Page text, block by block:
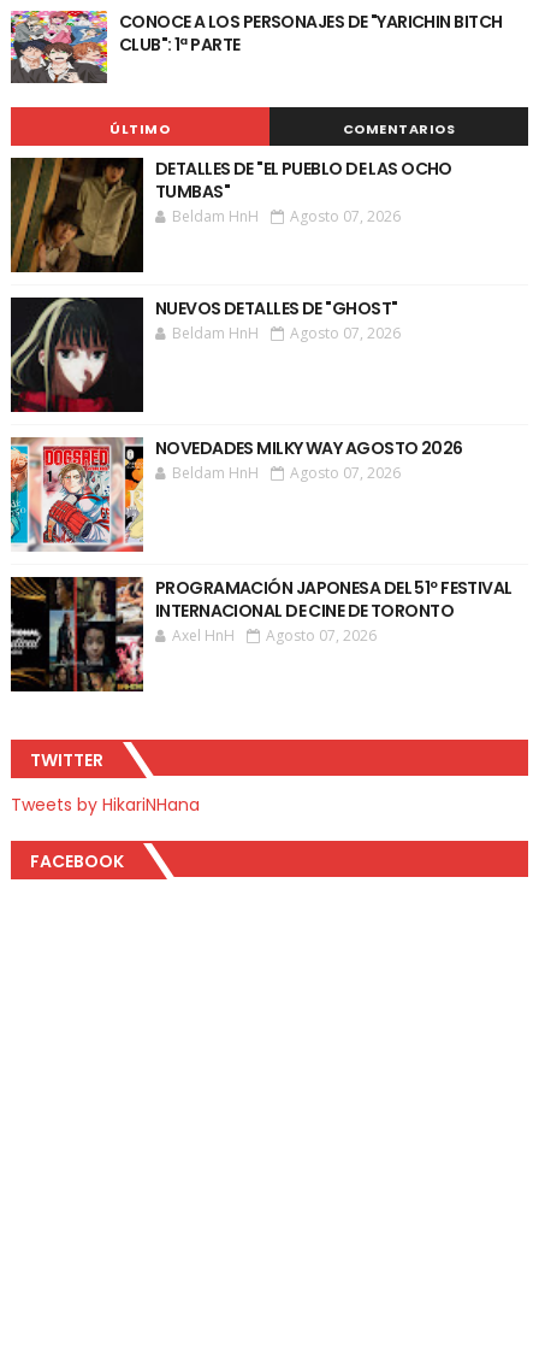
CONOCE A LOS PERSONAJES DE "YARICHIN BITCH
CLUB": 1ª PARTE
ÚLTIMO COMENTARIOS
DETALLES DE "EL PUEBLO DE LAS OCHO
TUMBAS"
Beldam HnH Agosto 07, 2026
NUEVOS DETALLES DE "GHOST"
Beldam HnH Agosto 07, 2026
NOVEDADES MILKY WAY AGOSTO 2026
Beldam HnH Agosto 07, 2026
PROGRAMACIÓN JAPONESA DEL 51º FESTIVAL
INTERNACIONAL DE CINE DE TORONTO
Axel HnH Agosto 07, 2026
TWITTER
Tweets by HikariNHana
FACEBOOK